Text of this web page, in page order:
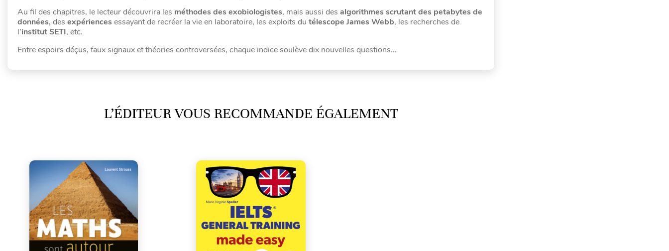
Au fil des chapitres, le lecteur découvrira les méthodes des exobiologistes, mais aussi des algorithmes scrutant des petabytes de
données, des expériences essayant de recréer la vie en laboratoire, les exploits du télescope James Webb, les recherches de
l’institut SETI, etc.
Entre espoirs déçus, faux signaux et théories controversées, chaque indice soulève dix nouvelles questions…
L’ÉDITEUR VOUS RECOMMANDE ÉGALEMENT